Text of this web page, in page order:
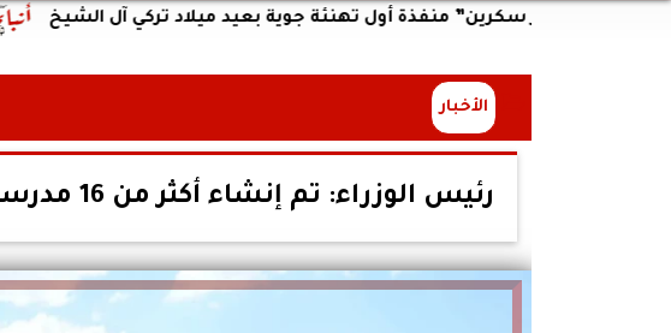
سكرين” منفذة أول تهنئة جوية بعيد ميلاد تركي آل الشيخ
الأخبار
رئيس الوزراء: تم إنشاء أكثر من 16 مدرسة في منطقة كانت تفتقر للمدارس